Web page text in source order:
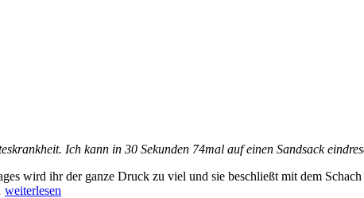
Ich kann in 30 Sekunden 74mal auf einen Sandsack
wird ihr der ganze Druck zu viel und sie beschließt mit dem
„The
weiterlesen